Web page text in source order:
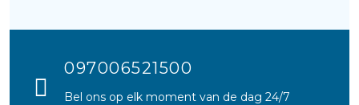
097006521500
Bel ons op elk moment van de dag 24/7